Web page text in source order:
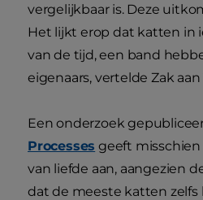
vergelijkbaar is. Deze
Het lijkt erop dat katten in
van de tijd, een band
eigenaars, vertelde Zak aan
Een onderzoek
Processes geeft
van liefde aan, aangezien
dat de meeste katten